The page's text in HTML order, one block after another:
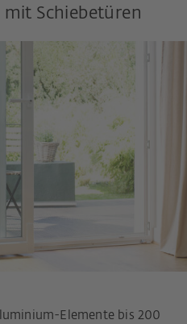
Schiebetüren
Elemente bis 200